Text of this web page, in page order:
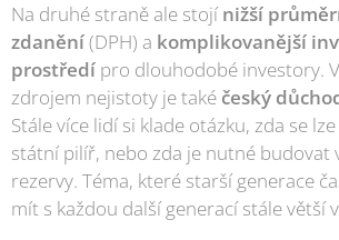
Na druhé straně ale stojí nižší
zdanění(DPH) a komplikovanější
prostředí pro dlouhodobé investory.
zdrojem nejistoty je také český
Stále více lidí si klade otázku, zda se
státní pilíř, nebo zda je nutné budovat
rezervy. Téma, které starší generace
mít s každou další generací stále větší